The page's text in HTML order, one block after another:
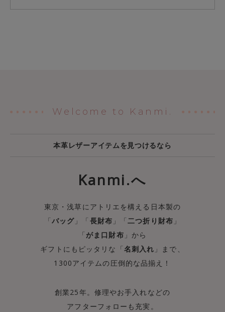
Welcome to Kanmi.
本革レザーアイテムを見つけるなら
Kanmi.へ
東京・浅草にアトリエを構える日本製の
「バッグ 」「 長財布 」「二つ折り財布 」
「 がま口財布 」から
ギフトにもピッタリな「名刺入れ 」まで、
1300アイテムの圧倒的な品揃え！
創業25年。修理やお手入れなどの
アフターフォローも充実。